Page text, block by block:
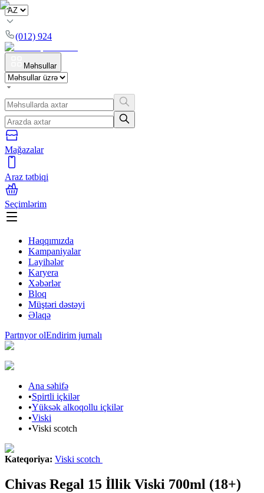
(012) 924
Məhsullar
Mağazalar
Araz tətbiqi
Seçimlərim
Haqqımızda
Kampaniyalar
Layihələr
Karyera
Xəbərlər
Bloq
Müştəri dəstəyi
Əlaqə
Partnyor olEndirim jurnalı
Ana səhifə
•Spirtli içkilər
•Yüksək alkoqollu içkilər
•Viski
•Viski scotch
Kateqoriya: Viski scotch
Chivas Regal 15 İllik Viski 700ml (18+)